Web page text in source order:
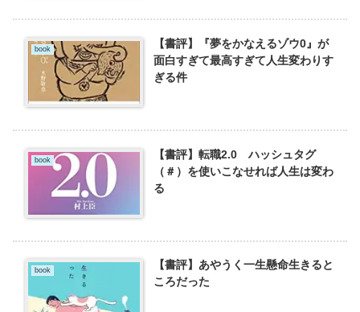
book
【書評】『夢をかなえるゾウ0』が
面白すぎて最高すぎて人生変わりす
ぎる件
book
【書評】転職2.0 ハッシュタグ
（＃）を使いこなせれば人生は変わ
る
book
【書評】あやうく一生懸命生きると
ころだった